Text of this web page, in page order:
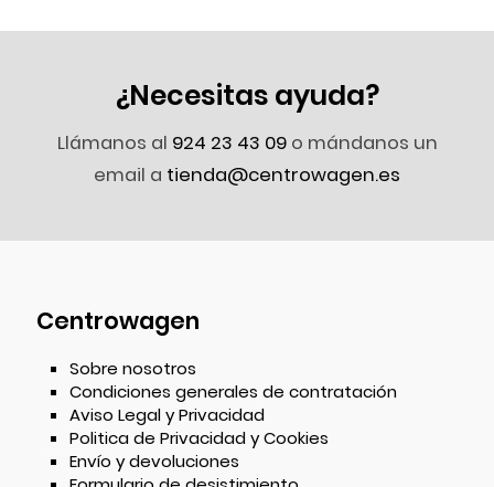
¿Necesitas ayuda?
Llámanos al 924 23 43 09o mándanos un
email a tienda@centrowagen.es
Centrowagen
Sobre nosotros
Condiciones generales de contratación
Aviso Legal y Privacidad
Politica de Privacidad y Cookies
Envío y devoluciones